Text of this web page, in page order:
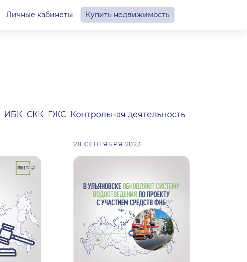
Личные кабинеты Купить недвижимость
ИБК СКК ГЖС Контрольная деятельность
28 СЕНТЯБРЯ 2023